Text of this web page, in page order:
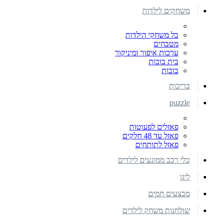
משחקים לילדות
כל משחקי הילדות
מטבחים
ערכות איפור ומיניקור
בית בובות
בובות
בריכות
puzzle
פאזלים לפעוטות
פאזל עד 48 חלקים
פאזל לתותחים
כלי רכב ממונעים לילדים
ליגו
מבצעים חמים
שולחנות משחק לילדים